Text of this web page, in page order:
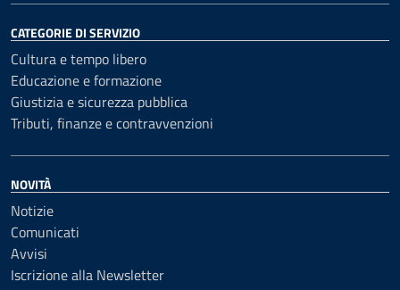
CATEGORIE DI SERVIZIO
Cultura e tempo libero
Educazione e formazione
Giustizia e sicurezza pubblica
Tributi, finanze e contravvenzioni
NOVITÀ
Notizie
Comunicati
Avvisi
Iscrizione alla Newsletter